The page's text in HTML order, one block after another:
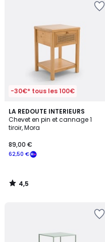
-30€* tous les 100€
LA REDOUTE INTERIEURS
Chevet en pin et cannage 1
tiroir, Mora
62,50 €
89,00 €
4,5
/ 5
4,5
/